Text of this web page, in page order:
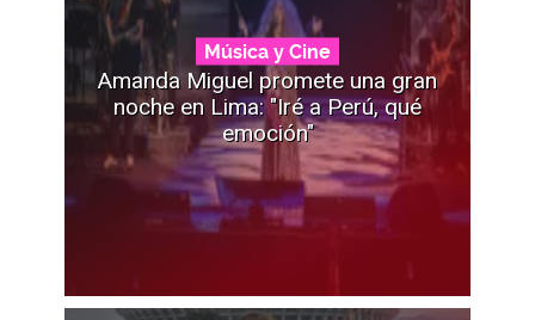
Música y Cine
Amanda Miguel promete una gran
noche en Lima: "Iré a Perú, qué
emoción"